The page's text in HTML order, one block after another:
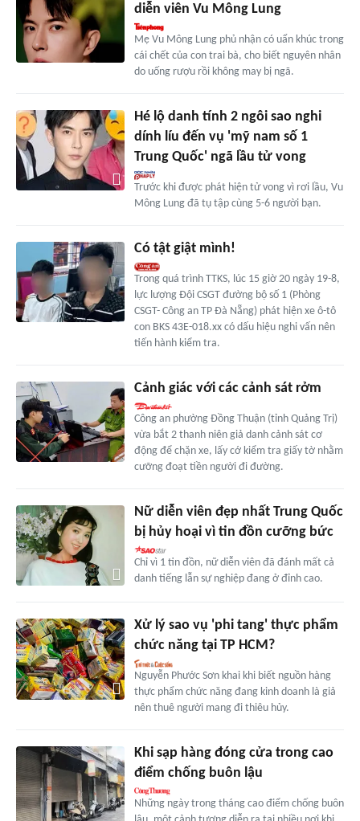
diễn viên Vu Mông Lung
Mẹ Vu Mông Lung phủ nhận có uẩn khúc trong
cái chết của con trai bà, cho biết nguyên nhân
do uống rượu rồi không may bị ngã.
Hé lộ danh tính 2 ngôi sao nghi
dính líu đến vụ 'mỹ nam số 1
Trung Quốc' ngã lầu tử vong
Trước khi được phát hiện tử vong vì rơi lầu, Vu
Mông Lung đã tụ tập cùng 5-6 người bạn.
Có tật giật mình!
Trong quá trình TTKS, lúc 15 giờ 20 ngày 19-8,
lực lượng Đội CSGT đường bộ số 1 (Phòng
CSGT- Công an TP Đà Nẵng) phát hiện xe ô-tô
con BKS 43E-018.xx có dấu hiệu nghi vấn nên
tiến hành kiểm tra.
Cảnh giác với các cảnh sát rởm
Công an phường Đồng Thuận (tỉnh Quảng Trị)
vừa bắt 2 thanh niên giả danh cảnh sát cơ
động để chặn xe, lấy cớ kiểm tra giấy tờ nhằm
cưỡng đoạt tiền người đi đường.
Nữ diễn viên đẹp nhất Trung Quốc
bị hủy hoại vì tin đồn cưỡng bức
Chỉ vì 1 tin đồn, nữ diễn viên đã đánh mất cả
danh tiếng lẫn sự nghiệp đang ở đỉnh cao.
Xử lý sao vụ 'phi tang' thực phẩm
chức năng tại TP HCM?
Nguyễn Phước Sơn khai khi biết nguồn hàng
thực phẩm chức năng đang kinh doanh là giả
nên thuê người mang đi thiêu hủy.
Khi sạp hàng đóng cửa trong cao
điểm chống buôn lậu
Những ngày trong tháng cao điểm chống buôn